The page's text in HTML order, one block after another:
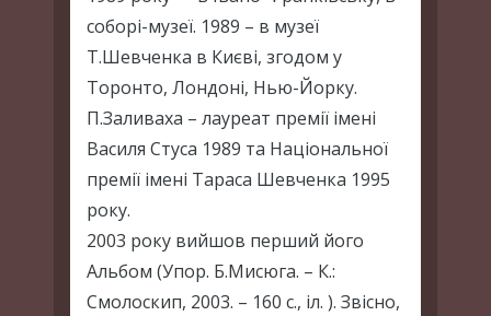
соборі-музеї. 1989 – в музеї
Т.Шевченка в Києві, згодом у
Торонто, Лондоні, Нью-Йорку.
П.Заливаха – лауреат премії імені
Василя Стуса 1989 та Національної
премії імені Тараса Шевченка 1995
року.
2003 року вийшов перший його
Альбом (Упор. Б.Мисюга. – К.:
Смолоскип, 2003. – 160 с., іл. ). Звісно,